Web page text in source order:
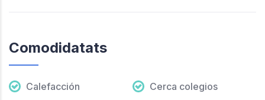
Comodidatats
Calefacción
Cerca colegios